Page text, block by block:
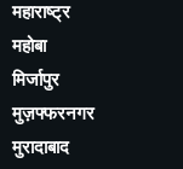
महाराष्ट्र
महोबा
मिर्जापुर
मुज़फ्फरनगर
मुरादाबाद